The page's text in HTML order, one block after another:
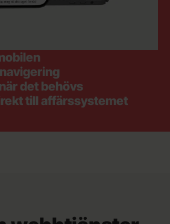
det behövs
till affärssystemet